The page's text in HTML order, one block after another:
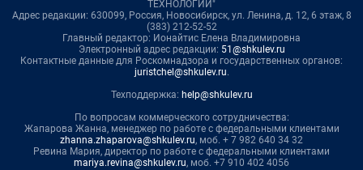
ТЕХНОЛОГИИ"
Адрес редакции: 630099, Россия, Новосибирск, ул. Ленина, д. 12, 6 этаж, 8
(383) 212-52-52
Главный редактор: Ионайтис Елена Владимировна
Электронный адрес редакции: 51@shkulev.ru
Контактные данные для Роскомнадзора и государственных органов:
juristchel@shkulev.ru.
Техподдержка: help@shkulev.ru
По вопросам коммерческого сотрудничества:
Жапарова Жанна, менеджер по работе с федеральными клиентами
zhanna.zhaparova@shkulev.ru, моб. + 7 982 640 34 32
Ревина Мария, директор по работе с федеральными клиентами
mariya.revina@shkulev.ru, моб. +7 910 402 4056